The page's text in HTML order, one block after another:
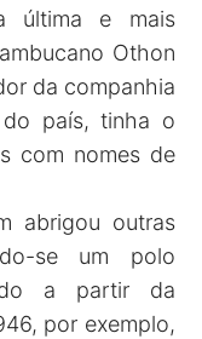
última e mais
Othon
da companhia
país, tinha o
com nomes de
abrigou outras
se um polo
a partir da
por exemplo,